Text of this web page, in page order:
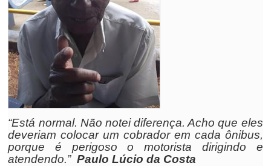
“Está normal. Não notei diferença. Acho que eles
deveriam colocar um cobrador em cada ônibus,
porque é perigoso o motorista dirigindo e
atendendo.” Paulo Lúcio da Costa